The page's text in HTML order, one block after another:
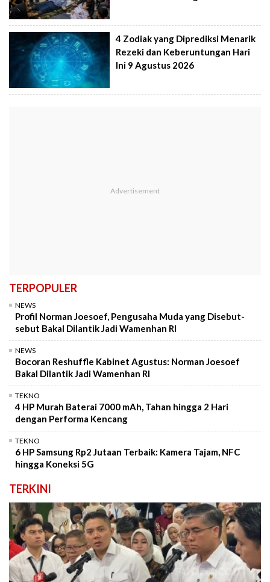
4 Zodiak yang Diprediksi Menarik
Rezeki dan Keberuntungan Hari
Ini 9 Agustus 2026
TERPOPULER
NEWS
Profil Norman Joesoef, Pengusaha Muda yang Disebut-
sebut Bakal Dilantik Jadi Wamenhan RI
NEWS
Bocoran Reshuffle Kabinet Agustus: Norman Joesoef
Bakal Dilantik Jadi Wamenhan RI
TEKNO
4 HP Murah Baterai 7000 mAh, Tahan hingga 2 Hari
dengan Performa Kencang
TEKNO
6 HP Samsung Rp2 Jutaan Terbaik: Kamera Tajam, NFC
hingga Koneksi 5G
TERKINI